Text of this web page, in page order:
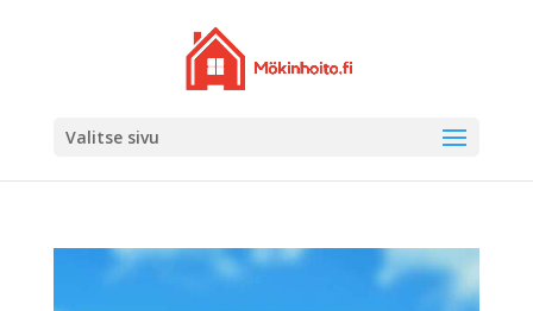
Valitse sivu